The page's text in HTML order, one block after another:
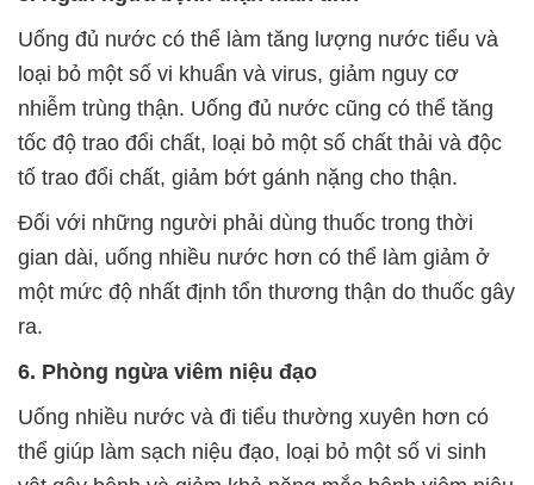
Uống đủ nước có thể làm tăng lượng nước tiểu và
loại bỏ một số vi khuẩn và virus, giảm nguy cơ
nhiễm trùng thận. Uống đủ nước cũng có thể tăng
tốc độ trao đổi chất, loại bỏ một số chất thải và độc
tố trao đổi chất, giảm bớt gánh nặng cho thận.
Đối với những người phải dùng thuốc trong thời
gian dài, uống nhiều nước hơn có thể làm giảm ở
một mức độ nhất định tổn thương thận do thuốc gây
ra.
6. Phòng ngừa viêm niệu đạo
Uống nhiều nước và đi tiểu thường xuyên hơn có
thể giúp làm sạch niệu đạo, loại bỏ một số vi sinh